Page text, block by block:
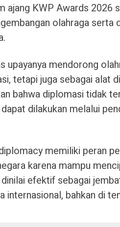
ajang KWP Awards 2026
olahraga serta
upayanya mendorong
tetapi juga sebagai alat
bahwa diplomasi tidak
dilakukan melalui
memiliki peran
karena mampu
efektif sebagai
bahkan di